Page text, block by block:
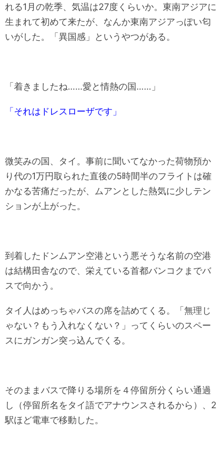
れる1月の乾季、気温は27度くらいか。東南アジアに
生まれて初めて来たが、なんか東南アジアっぽい匂
いがした。「異国感」というやつがある。
「着きましたね……愛と情熱の国……」
「それはドレスローザです」
微笑みの国、タイ。事前に聞いてなかった荷物預か
り代の1万円取られた直後の5時間半のフライトは確
かなる苦痛だったが、ムアンとした熱気に少しテン
ションが上がった。
到着したドンムアン空港という悪そうな名前の空港
は結構田舎なので、栄えている首都バンコクまでバ
スで向かう。
タイ人はめっちゃバスの席を詰めてくる。「無理じ
ゃない？もう入れなくない？」ってくらいのスペー
スにガンガン突っ込んでくる。
そのままバスで降りる場所を４停留所分くらい通過
し（停留所名をタイ語でアナウンスされるから）、2
駅ほど電車で移動した。